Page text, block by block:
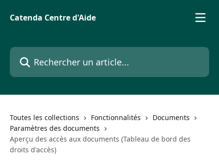
Catenda Centre d'Aide
Rechercher un article...
Toutes les collections Fonctionnalités
Documents
Paramètres des documents
Aperçu des accès aux documents (Tableau de bord des
droits d'accès)